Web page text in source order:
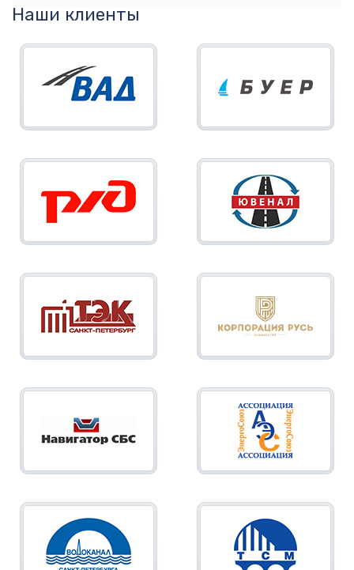
Наши клиенты